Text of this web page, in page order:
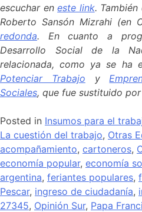
escuchar eneste link. También
Roberto Sansón Mizrahi (en
redonda. En cuanto a
Desarrollo Social de la
relacionada, como ya se ha
Potenciar Trabajo y
Sociales, que fue sustituido
Posted in Insumos para el
La cuestión del trabajo, Otras
acompañamiento, cartoneros,
economía popular, economía
argentina, feriantes populares,
Pescar, ingreso de ciudadanía,
27345, Opinión Sur, Papa